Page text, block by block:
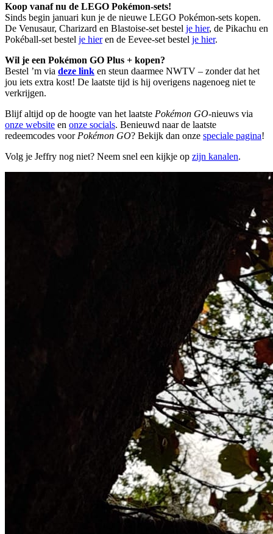
Koop vanaf nu de LEGO Pokémon-sets!
Sinds begin januari kun je de nieuwe LEGO Pokémon-sets kopen.
De Venusaur, Charizard en Blastoise-set bestel je hier, de Pikachu en
Pokéball-set bestel je hieren de Eevee-set bestel je hier.
Wil je een Pokémon GO Plus + kopen?
Bestel ’m via deze link en steun daarmee NWTV – zonder dat het
jou iets extra kost! De laatste tijd is hij overigens nagenoeg niet te
verkrijgen.
Blijf altijd op de hoogte van het laatste Pokémon GO-nieuws via
onze website en onze socials. Benieuwd naar de laatste
redeemcodes voor Pokémon GO? Bekijk dan onze speciale pagina!
Volg je Jeffry nog niet? Neem snel een kijkje op zijn kanalen.